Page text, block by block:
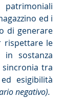
ed i
di generare
rispettare le
in sostanza
tra
esigibilità
negativo).